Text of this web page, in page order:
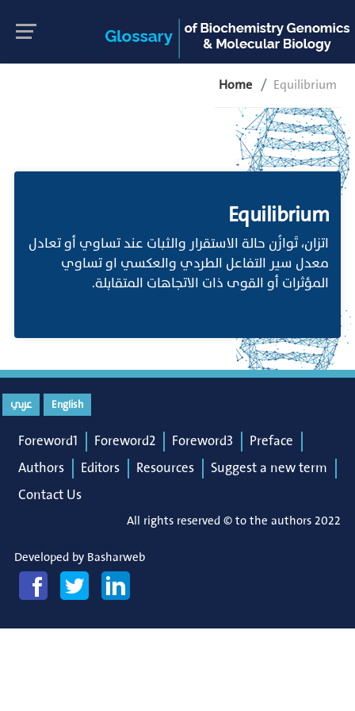
Home Equilibrium
Equilibrium
اتزان، تَوازُن حالة الاستقرار والثبات عند تساوي أو تعادل
معدل سير التفاعل الطردي والعكسي او تساوي
المؤثرات أو القوى ذات الاتجاهات المتقابلة.
English عربي
Foreword1 Foreword2 Foreword3
Preface
Authors
Editors Resources
Suggest a new term
Contact Us
All rights reserved © to the authors 2022
Developed by Basharweb